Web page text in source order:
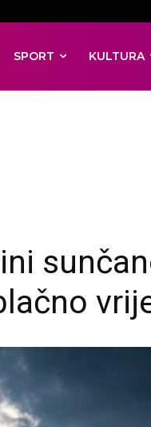
SPORT KULTURA